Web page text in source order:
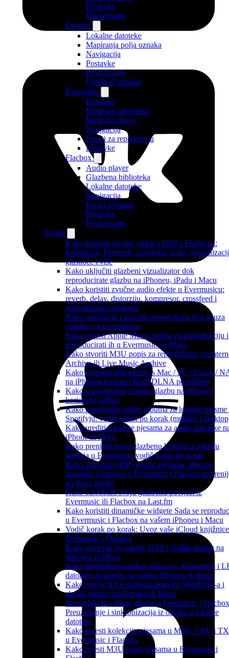
Postavke
Povezivanja
Evertag
Lokalne datoteke
Mapiranja polja oznaka
Navigacija
Postavke
Povezivanja
Uređivač oznaka
Evervideo
Datoteke
Medijska biblioteka
Medijski player
Navigacija
Popisi za reproduciju
Postavke
Flacbox
Audio player
Glazbena biblioteka
Lokalne datoteke
Navigacija
Popisi pjesama
Postavke
Povezivanja
Upute
Kako koristiti zvučne efekte i DSP u Flacboxu:
kompresor, Freeverb, crossfeed, echo,
glasnoće i više
Kako uključiti glazbeni vizualizator dok
reproducirate glazbu na iPhoneu, iPadu i Macu
Kako koristiti zvučne audio efekte u Evermusicu:
reverb, delay, distorziju, kompresor, crossfeed i
normalizaciju glasnoće
Kako omogućiti i koristiti reprodukciju bez pauza
(gapless) u Evermusicu
Kako izvesti Apple Music popise za reprodukciju i
reproducirati ih u Evermusic na Macu
Kako stvoriti M3U popis za reprodukciju za
Archive ili Live Music Archive
Kako reproducirati glazbu s Mac / PC / Linux /
na iPhoneu koristeći Kodi DLNA poslužitelj
Kako reproducirati vlastitu glazbu na iPhoneu
koristeći CarPlay
Kako promijeniti omote albuma za lokalne pjesme
Spotifyju: vodič korak po korak (mobilni i
Kako urediti tekstove pjesama za audio datoteke
iPhone ili MAC
Kako prenijeti svoju glazbenu knjižnicu između
uređaja u Evermusic: vodič korak po korak
Kako arhivirati (ZIP) popise pjesama, albume,
izvođače i žanrove u Evermusic i Flacbox te
na drugi uređaj
Kako scrobblati svoju glazbenu povijest iz
Evermusic ili Flacbox na Last.fm
Kako koristiti dinamičke widgete Sada se
u Evermusic i Flacbox na vašem iPhoneu i Macu
Vodič korak po korak: Uvoz vaše iCloud
Evermusic i Flacbox
Kako povezati Synology NAS i slušati glazbu na
iPhoneu ili Macu
Kako pregledati ugrađene tekstove, komentare i
datoteke za glazbu na vašem iPhoneu ili Macu
Kako spojiti NAS pohranu pomoću WebDAV-a i
slušati glazbu na iPhoneu ili Macu
Reprodukcija offline glazbe u Evermusic i
Preuzimanje i sinkronizacija iz oblaka u lokalne
datoteke
Kako izvesti kolekciju pjesama u M3U, CSV i
u Evermusic i Flacbox
Kako uvesti M3U popis pjesama u Evermusic i